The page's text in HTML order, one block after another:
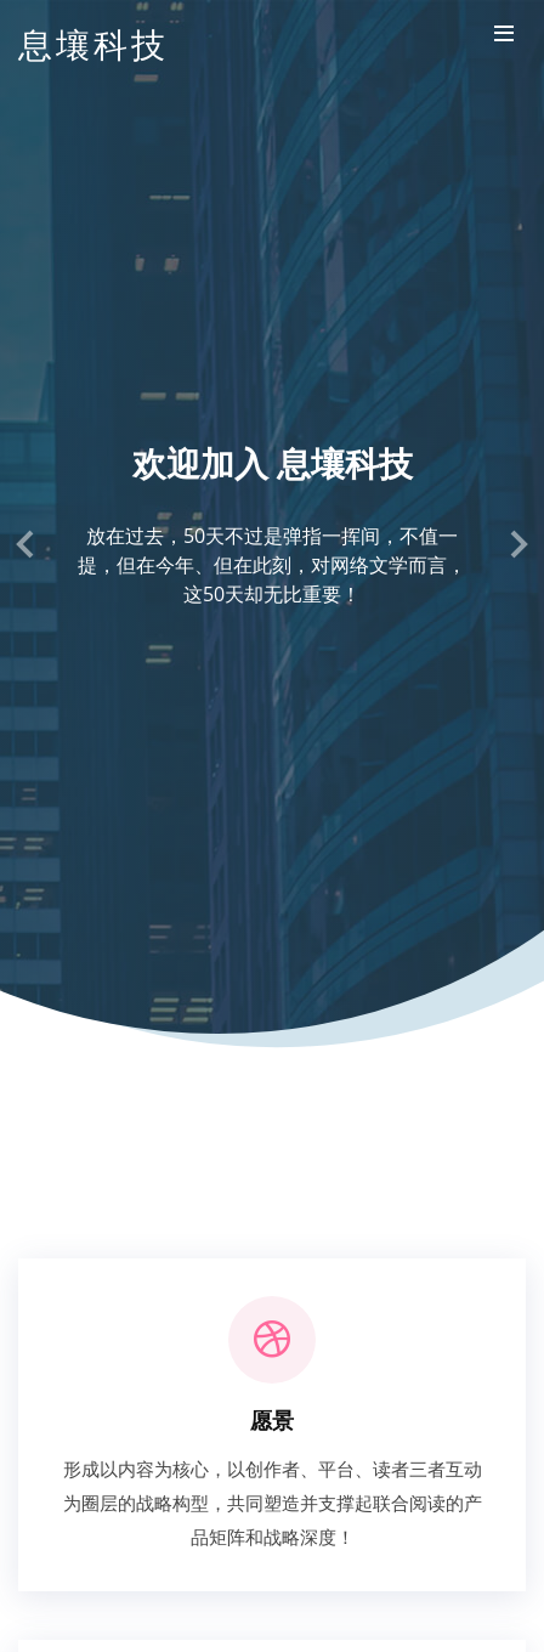
息壤科技
不知我等是狂是愚
50天来，各种风雷激荡、各色风云变幻、各处
历，万事在目！
上一个 下
愿景
形成以内容为核心，以创作者、平台、读者三者互动
为圈层的战略构型，共同塑造并支撑起联合阅读的产
品矩阵和战略深度！